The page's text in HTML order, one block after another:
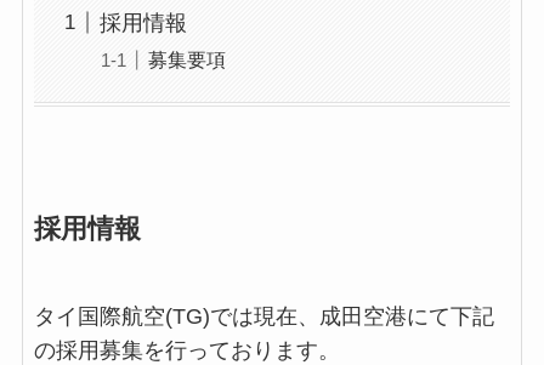
採用情報
募集要項
採用情報
タイ国際航空(TG)では現在、成田空港にて下記
の採用募集を行っております。